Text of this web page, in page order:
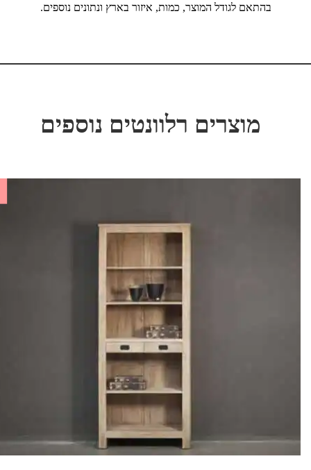
בהתאם לגודל המוצר, כמות, איזור בארץ ונתונים נוספים.
מוצרים רלוונטים נוספים